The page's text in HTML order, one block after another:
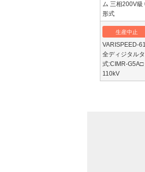
ム 三相200V級
形式
生産中止
VARISPEED-
全ディジタル
式:CIMR-
110kV